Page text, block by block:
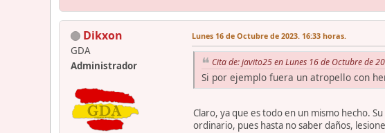
Dikxon
GDA
Administrador
Lunes 16 de Octubre de 2023. 16:33 horas.
Cita de: javito25 en Lunes 16 de Octubre de
Si por ejemplo fuera un atropello con
Claro, ya que es todo en un mismo hecho.
ordinario, pues hasta no saber daños,